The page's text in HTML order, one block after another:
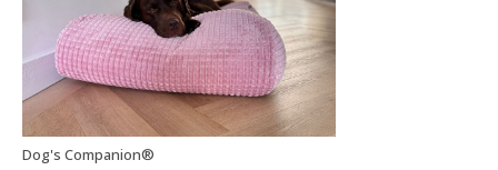
Dog's Companion®